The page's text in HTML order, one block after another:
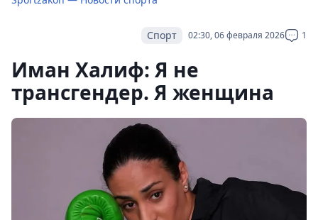
02:30, 06 февраля 2026 1
Спорт
Иман Халиф: Я не
трансгендер. Я женщина